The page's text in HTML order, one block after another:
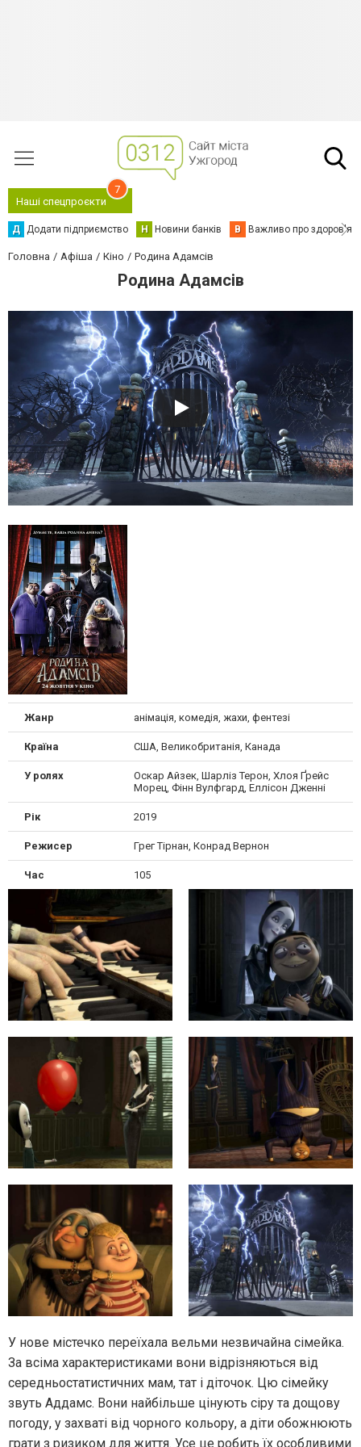
Наші спецпроєкти
7
Д Додати підприємство Н Новини банків В Важливо про здоров'я
Головна Афіша Кіно Родина Адамсів
Родина Адамсів
Жанр анімація, комедія, жахи, фентезі
Країна США, Великобританія, Канада
У ролях
Оскар Айзек, Шарліз Терон, Хлоя Ґрейс
Морец, Фінн Вулфгард, Еллісон Дженні
Рік 2019
Режисер Грег Тірнан, Конрад Вернон
Час 105
У нове містечко переїхала вельми незвичайна сімейка.
За всіма характеристиками вони відрізняються від
середньостатистичних мам, тат і діточок. Цю сімейку
звуть Аддамс. Вони найбільше цінують сіру та дощову
погоду, у захваті від чорного кольору, а діти обожнюють
грати з ризиком для життя. Усе це робить їх особливими